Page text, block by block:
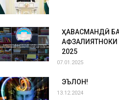
ҲАВАСМАНДӢ
АФЗАЛИЯТНОКИ
2025
07.01.2025
ЭЪЛОН!
13.12.2024